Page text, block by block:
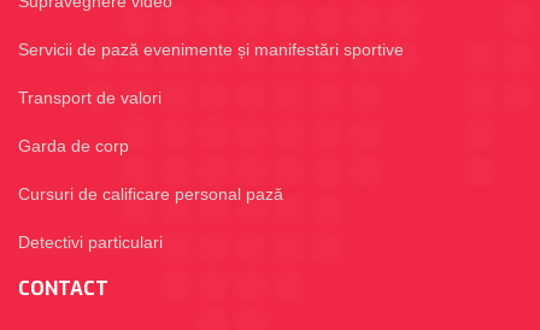
Servicii de pază evenimente și manifestări sportive
Transport de valori
Garda de corp
Cursuri de calificare personal pază
Detectivi particulari
CONTACT